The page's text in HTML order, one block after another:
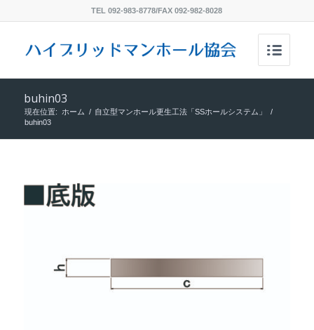
TEL 092-983-8778/FAX 092-982-8028
buhin03
現在位置: ホーム / 自立型マンホール更生工法「SSホールシステム」
/
buhin03